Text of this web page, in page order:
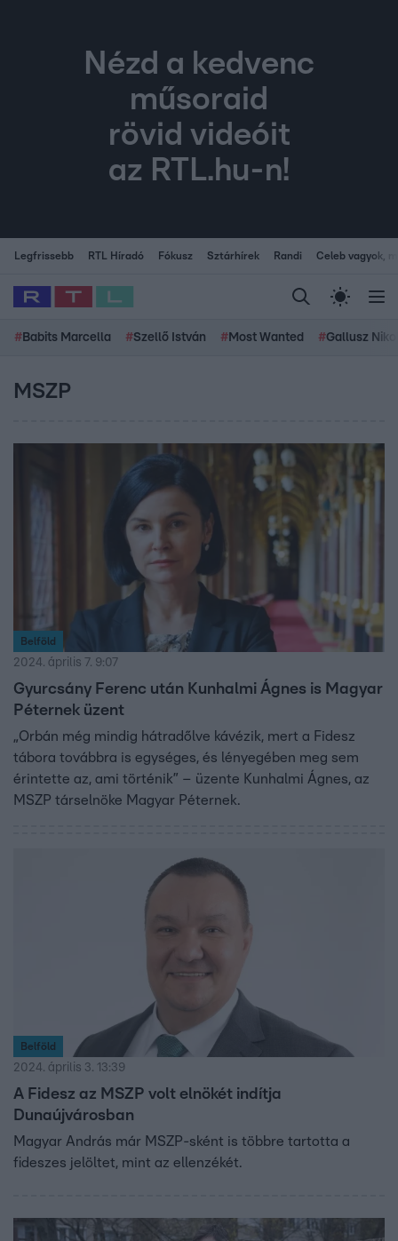
Nézd a kedvenc
műsoraid
rövid videóit
az RTL.hu-n!
Legfrissebb RTL Híradó Fókusz Sztárhírek Randi Celeb vagyok,
# Babits Marcella #Szellő István # Most Wanted #Gallusz
MSZP
Belföld
2024. április 7. 9:07
Gyurcsány Ferenc után Kunhalmi Ágnes is Magyar
Péternek üzent
„Orbán még mindig hátradőlve kávézik, mert a Fidesz
tábora továbbra is egységes, és lényegében meg sem
érintette az, ami történik” – üzente Kunhalmi Ágnes, az
MSZP társelnöke Magyar Péternek.
Belföld
2024. április 3. 13:39
A Fidesz az MSZP volt elnökét indítja
Dunaújvárosban
Magyar András már MSZP-sként is többre tartotta a
fideszes jelöltet, mint az ellenzékét.